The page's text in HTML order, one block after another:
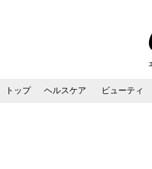
トップ ヘルスケア ビューティ